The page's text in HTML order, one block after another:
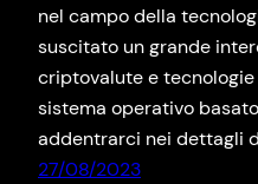
nel campo della
suscitato un grande
criptovalute e tecnologie
sistema operativo
addentrarci nei dettagli
27/08/2023